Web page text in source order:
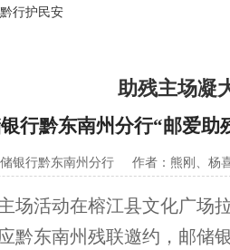
行护民安
助残主场凝
黔东南州分行“邮爱助
银行黔东南州分行 作者：熊刚、杨
场活动在榕江县文化广
黔东南州残联邀约，邮